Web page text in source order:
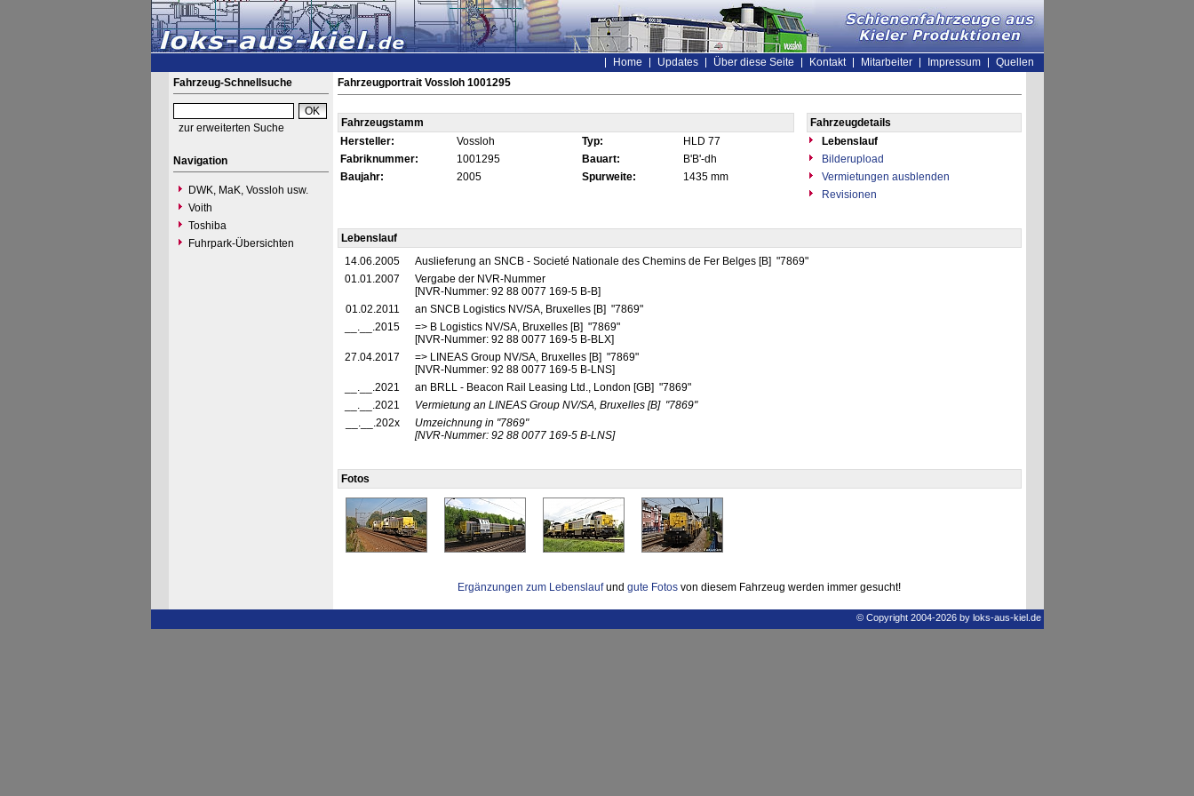
Home Updates Über diese Seite Kontakt Mitarbeiter Impressum
Quellen
Fahrzeug-Schnellsuche
zur erweiterten Suche
Navigation
DWK, MaK, Vossloh usw.
Voith
Toshiba
Fuhrpark-Übersichten
Fahrzeugportrait Vossloh 1001295
Fahrzeugstamm
Fahrzeugdetails
Hersteller:
Vossloh Typ: HLD 77
Lebenslauf
Fabriknummer:
1001295 Bauart: B'B'-dh
Bilderupload
Baujahr:
2005 Spurweite: 1435 mm
Vermietungen ausblenden
Revisionen
Lebenslauf
14.06.2005
Auslieferung an SNCB - Societé Nationale des Chemins de Fer Belges [B] "7869"
01.01.2007
Vergabe der NVR-Nummer
[NVR-Nummer: 92 88 0077 169-5 B-B]
01.02.2011
an SNCB Logistics NV/SA, Bruxelles [B] "7869"
__.__.2015
=> B Logistics NV/SA, Bruxelles [B] "7869"
[NVR-Nummer: 92 88 0077 169-5 B-BLX]
27.04.2017
=> LINEAS Group NV/SA, Bruxelles [B] "7869"
[NVR-Nummer: 92 88 0077 169-5 B-LNS]
__.__.2021
an BRLL - Beacon Rail Leasing Ltd., London [GB] "7869"
__.__.2021
Vermietung an LINEAS Group NV/SA, Bruxelles [B] "7869"
__.__.202x
Umzeichnung in "7869"
[NVR-Nummer: 92 88 0077 169-5 B-LNS]
Fotos
Ergänzungen zum Lebenslaufund gute Fotos von diesem Fahrzeug werden immer gesucht!
© Copyright 2004-2026 by loks-aus-kiel.de